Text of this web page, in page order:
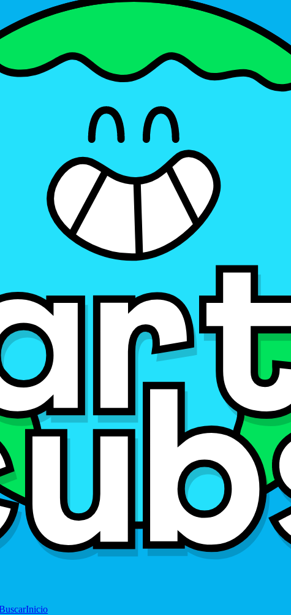
Inicio